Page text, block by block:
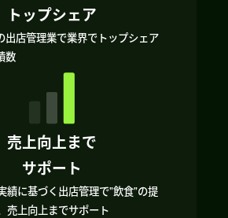
トップシェア
出店管理業で業界でトップシェア
数
売上向上まで
サポート
績に基づく出店管理で”飲食”の提
売上向上までサポート